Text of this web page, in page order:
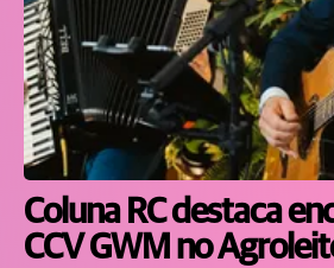
Coluna RC destaca
CCV GWM no